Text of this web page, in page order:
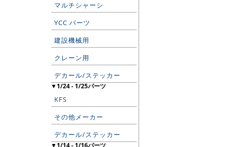
マルチシャーシ
YCC パーツ
建設機械用
クレーン用
デカール/ステッカー
▼1/24 - 1/25パーツ
KFS
その他メーカー
デカール/ステッカー
▼1/14 - 1/16パーツ